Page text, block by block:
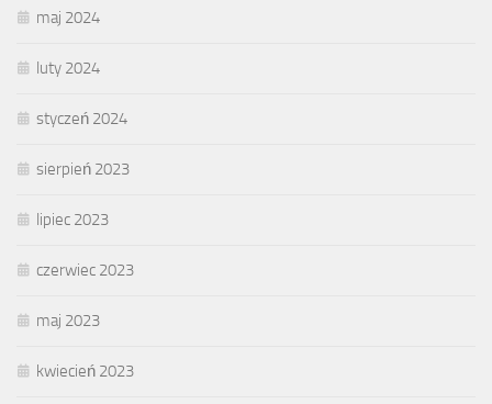
maj 2024
luty 2024
styczeń 2024
sierpień 2023
lipiec 2023
czerwiec 2023
maj 2023
kwiecień 2023